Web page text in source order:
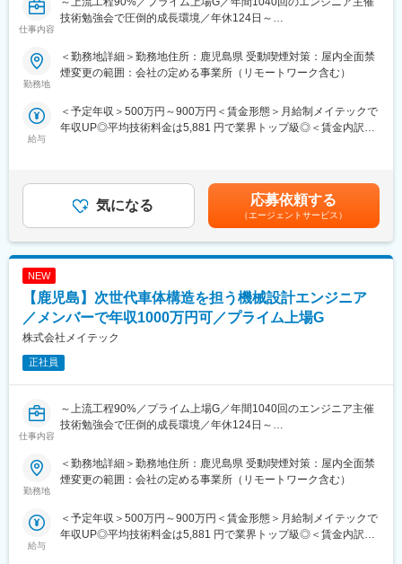
911万円（ 379万円） 入社5年目 53歳
713万円（ 292万円） 入社4年目 36歳
605万円（ 210万円） 入社2年目 27歳
できる
・未経験入社が95％。ゼロから営業スキルを身につけられる
る
■働き方
・地域密着で転勤なし
■企業魅力
創業以来、住まいを守る分野で実績を重ねてきた企業。ハウスメ
ンテナンス業界のリーディングカンパニーとして邁進していま
す。
変更の範囲：会社の定める業務
仕事内容
技術勉強会で圧倒的成長環境／年休124日～
■業務内容：
研究開発部門や設計・評価部門と直接連携し、研究所全体のIT活
し、必要に応じて詳細設計・開発レビューにも関与します。研究
者が扱う設計データや解析データの管理・活用方法を整理し、業
だきます。
【開発環境】
Linux／Windows、Python、Java、C#、SQL、クラウド
（AWS/Azure）、データベース設計、Git、CI/CD、業務システム
■組織構成：
5～10名規模のチーム。週1回以上の定例MTG、随時レビュー。研
究者・管理職との直接折衝が多く、技術と業務をつなぐ役割
■得られる経験：
・大手自動車メーカーでの安定した開発環境です。
・技術選定・アーキテクチャ検討など裁量が大きいです。
・若手育成・チームビルディングにも関われます。
＜魅力＞
（年収1000万円越えの現役エンジニアも在籍）
◎年間1040回のエンジニア主催技術勉強会で圧倒的成長環境
勤務地
＜勤務地詳細＞勤務地住所：鹿児島県 受動喫煙対策：屋内全面禁
煙変更の範囲：会社の定める事業所（リモートワーク含む）
給与
＜予定年収＞500万円～900万円＜賃金形態＞月給制メイテックで
年収UP◎平均技術料金は5,881 円で業界トップ級◎＜賃金内訳＞
て上下する可能性があります。月給(月額)は固定手当を含めた表記
です。 気になる 応募依頼する
（エージェントサービス）
NEW
【鹿児島】次世代車体構造を担う機械設計エンジニア
／メンバーで年収1000万円可／プライム上場G
株式会社メイテック
正社員
仕事内容
～上流工程90%／プライム上場G／年間1040回のエンジニア主催
技術勉強会で圧倒的成長環境／年休124日～
■業務内容：
車体構造や内外装部品を中心とした研究開発フェーズの機械設計
性・生産性を考慮した構造提案を行い、評価部門や実験部門と連
携しながら試作・評価・設計改善を推進。設計レビューを通じて
勤務地
＜勤務地詳細＞勤務地住所：鹿児島県 受動喫煙対策：屋内全面禁
煙変更の範囲：会社の定める事業所（リモートワーク含む）
給与
＜予定年収＞500万円～900万円＜賃金形態＞月給制メイテックで
年収UP◎平均技術料金は5,881 円で業界トップ級◎＜賃金内訳＞